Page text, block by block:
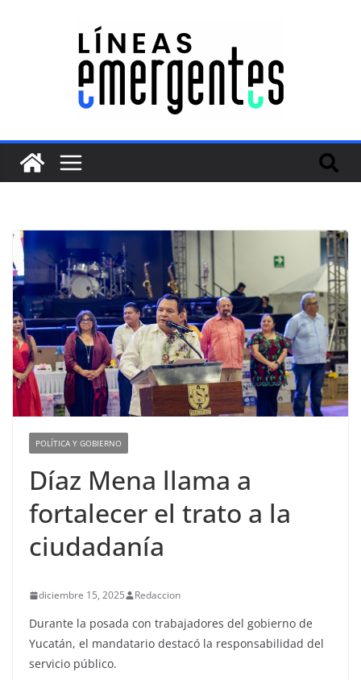
POLÍTICA Y GOBIERNO
Díaz Mena llama a
fortalecer el trato a la
ciudadanía
diciembre 15, 2025 Redaccion
Durante la posada con trabajadores del gobierno de
Yucatán, el mandatario destacó la responsabilidad del
servicio público.